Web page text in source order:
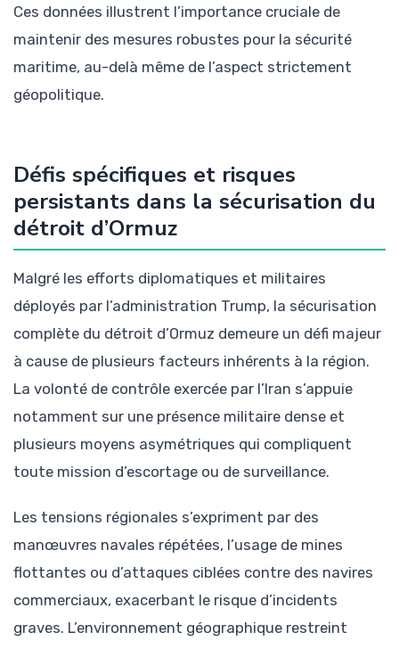
Ces données illustrent l’importance cruciale de
maintenir des mesures robustes pour la sécurité
maritime, au-delà même de l’aspect strictement
géopolitique.
Défis spécifiques et risques
persistants dans la sécurisation du
détroit d’Ormuz
Malgré les efforts diplomatiques et militaires
déployés par l’administration Trump, la sécurisation
complète du détroit d’Ormuz demeure un défi majeur
à cause de plusieurs facteurs inhérents à la région.
La volonté de contrôle exercée par l’Iran s’appuie
notamment sur une présence militaire dense et
plusieurs moyens asymétriques qui compliquent
toute mission d’escortage ou de surveillance.
Les tensions régionales s’expriment par des
manœuvres navales répétées, l’usage de mines
flottantes ou d’attaques ciblées contre des navires
commerciaux, exacerbant le risque d’incidents
graves. L’environnement géographique restreint